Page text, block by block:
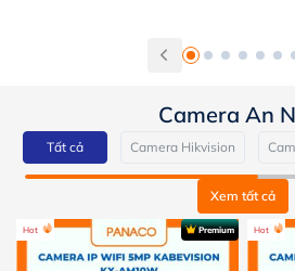
Camera An
Tất cả Camera Hikvision
Xem tất cả
Hot Premium Hot